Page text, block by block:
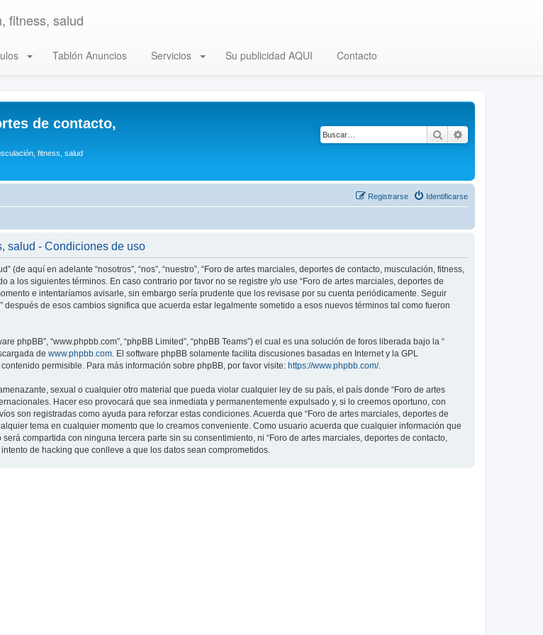
fitness, salud
Tablón Anuncios Servicios Su publicidad AQUI Contacto
de contacto,
fitness, salud
Buscar
Identificarse
Registrarse
salud - Condiciones de uso
aquí en adelante “nosotros”, “nos”, “nuestro”, “Foro de artes marciales, deportes de contacto, musculación, fitness,
a los siguientes términos. En caso contrario por favor no se registre y/o use “Foro de artes marciales, deportes de
e intentaríamos avisarle, sin embargo sería prudente que los revisase por su cuenta periódicamente. Seguir
de esos cambios significa que acuerda estar legalmente sometido a esos nuevos términos tal como fueron
phpBB”, “www.phpbb.com”, “phpBB Limited”, “phpBB Teams”) el cual es una solución de foros liberada bajo la “
de www.phpbb.com. El software phpBB solamente facilita discusiones basadas en Internet y la GPL
permisible. Para más información sobre phpBB, por favor visite: https://www.phpbb.com/.
sexual o cualquier otro material que pueda violar cualquier ley de su país, el país donde “Foro de artes
Hacer eso provocará que sea inmediata y permanentemente expulsado y, si lo creemos oportuno, con
son registradas como ayuda para reforzar estas condiciones. Acuerda que “Foro de artes marciales, deportes de
tema en cualquier momento que lo creamos conveniente. Como usuario acuerda que cualquier información que
compartida con ninguna tercera parte sin su consentimiento, ni “Foro de artes marciales, deportes de contacto,
de hacking que conlleve a que los datos sean comprometidos.